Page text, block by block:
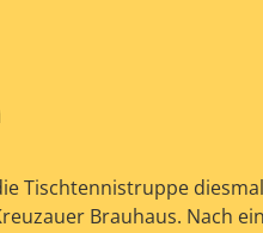
Tischtennistruppe
Brauhaus. Nach